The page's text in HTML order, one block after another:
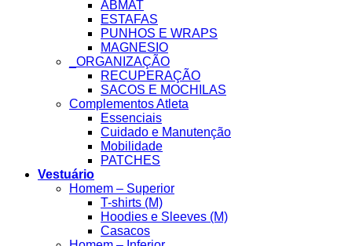
ABMAT
ESTAFAS
PUNHOS E WRAPS
MAGNESIO
_ORGANIZAÇÃO
RECUPERAÇÃO
SACOS E MOCHILAS
Complementos Atleta
Essenciais
Cuidado e Manutenção
Mobilidade
PATCHES
Vestuário
Homem – Superior
T-shirts (M)
Hoodies e Sleeves (M)
Casacos